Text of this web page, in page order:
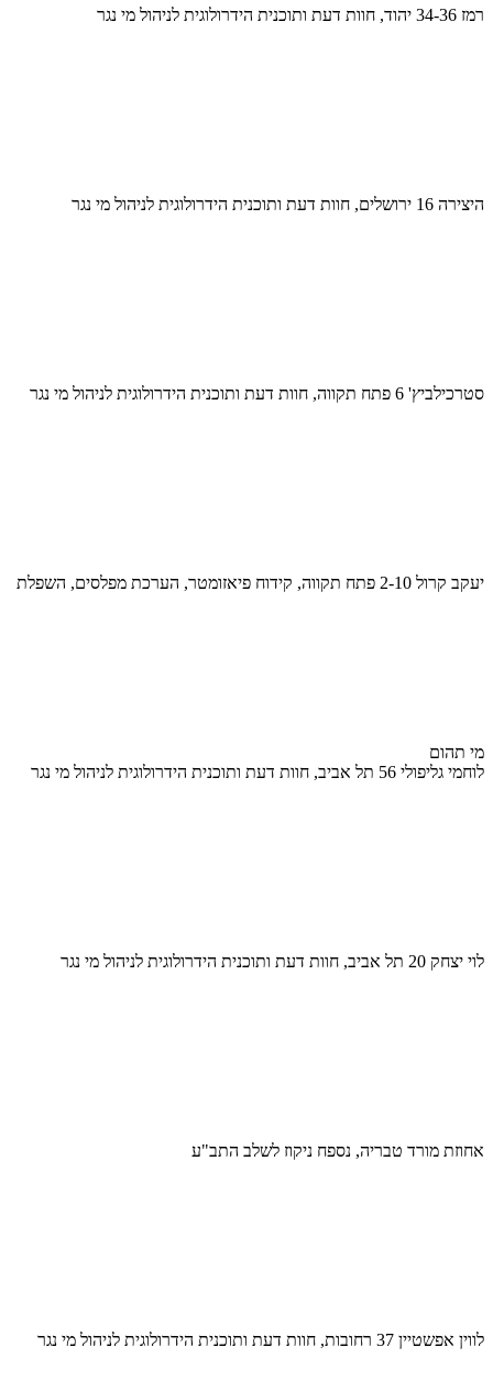
רמז 34-36 יהוד, חוות דעת ותוכנית הידרולוגית לניהול מי נגר
היצירה 16 ירושלים, חוות דעת ותוכנית הידרולוגית לניהול מי נגר
סטרכילביץ' 6 פתח תקווה, חוות דעת ותוכנית הידרולוגית לניהול מי נגר
יעקב קרול 2-10 פתח תקווה, קידוח פיאזומטר, הערכת מפלסים, השפלת
מי תהום
לוחמי גליפולי 56 תל אביב, חוות דעת ותוכנית הידרולוגית לניהול מי נגר
לוי יצחק 20 תל אביב, חוות דעת ותוכנית הידרולוגית לניהול מי נגר
אחוזת מורד טבריה, נספח ניקוז לשלב התב"ע
לווין אפשטיין 37 רחובות, חוות דעת ותוכנית הידרולוגית לניהול מי נגר